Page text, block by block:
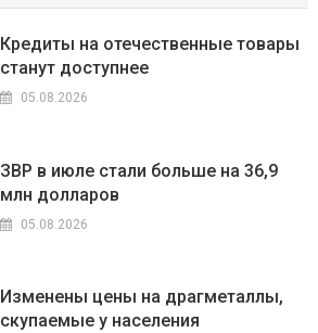
Кредиты на отечественные товары
станут доступнее
05.08.2026
ЗВР в июле стали больше на 36,9
млн долларов
05.08.2026
Изменены цены на драгметаллы,
скупаемые у населения